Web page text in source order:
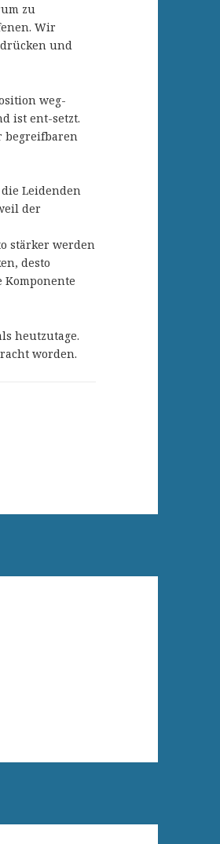
zu
Wir
und
weg-
ist ent-setzt.
begreifbaren
Leidenden
der
stärker werden
desto
heutzutage.
worden.